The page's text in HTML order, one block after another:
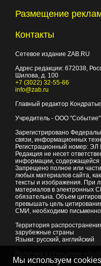
Размещение
Контакты
Сетевое издание ZAB.RU
Адрес редакции: 672038,
Шилова, д. 100
+7 (3022) 32-55-66
info@zab.ru
Главный редактор
Учредитель - ООО "Событие"
Зарегистрировано
связи, информационных
Регистрационный номер:
Редакция не несет
информации, содержащейся
Запрещено полное или
любых материалов сайта,
тексты и изображения. При
материалов в электронных
обязательна. Объем
превышать цель
СМИ, необходимо
Территория
зарубежные страны
Языки: русский, английский
Мы используем